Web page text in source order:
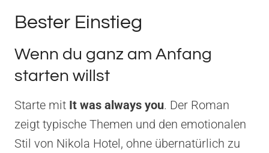
Bester Einstieg
Wenn du ganz am Anfang
starten willst
Starte mit It was always you. Der Roman
zeigt typische Themen und den emotionalen
Stil von Nikola Hotel, ohne übernatürlich zu